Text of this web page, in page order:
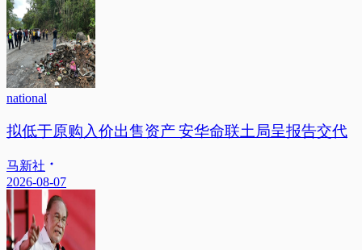
national
拟低于原购入价出售资产 安华命联土局呈报告交代
马新社
2026-08-07